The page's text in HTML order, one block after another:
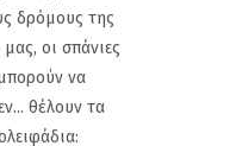
δρόμους της
οι σπάνιες
να
θέλουν τα